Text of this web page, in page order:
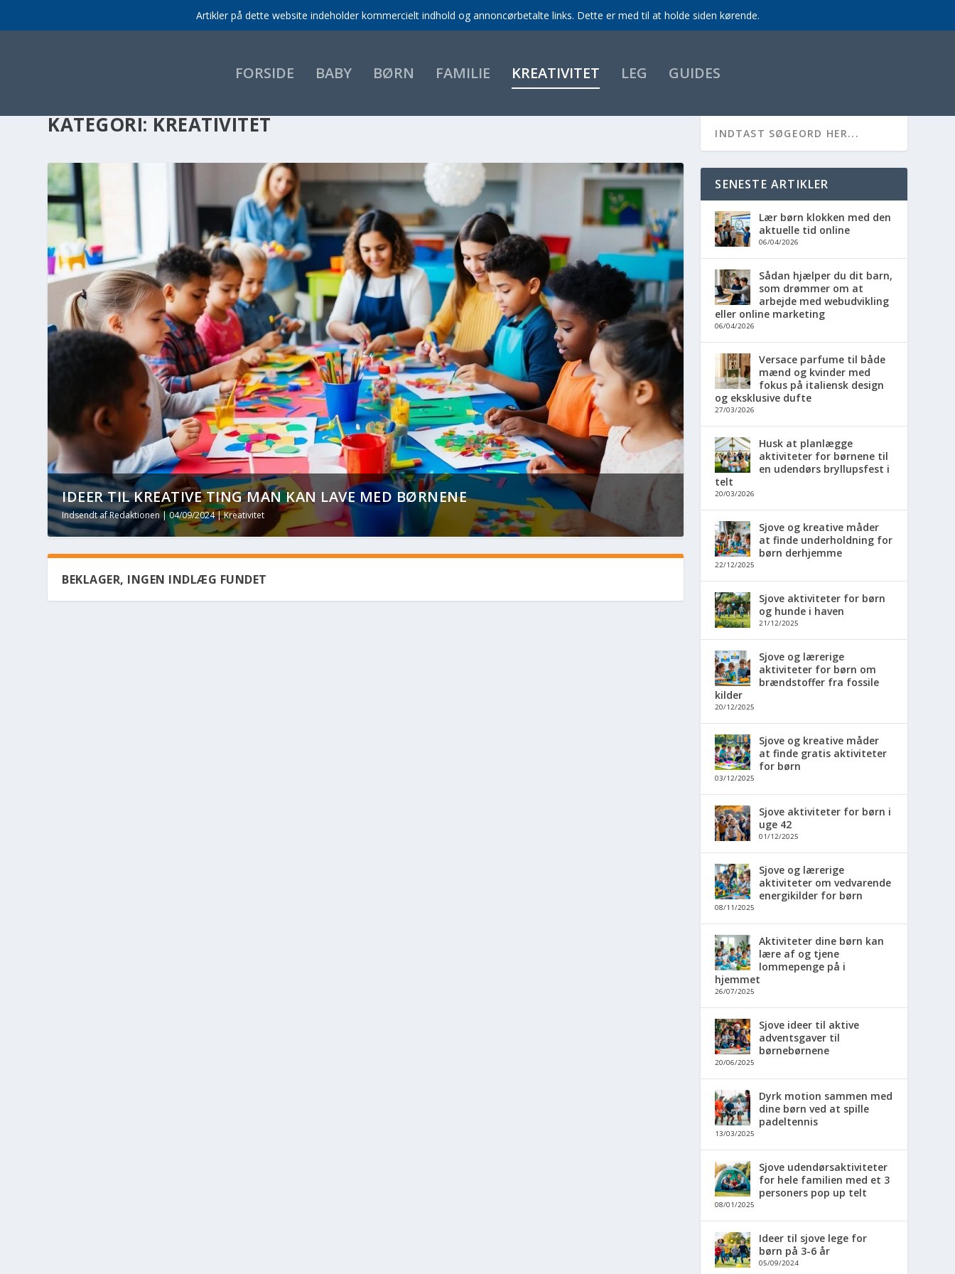
Artikler på dette website indeholder kommercielt indhold og annoncørbetalte links. Dette er med til at holde siden kørende.
FORSIDE BABY BØRN FAMILIE KREATIVITET LEG GUIDES
KATEGORI:KREATIVITET
IDEER TIL KREATIVE TING MAN KAN LAVE MED BØRNENE
Indsendt afRedaktionen |04/09/2024|Kreativitet
BEKLAGER, INGEN INDLÆG FUNDET
SENESTE ARTIKLER
Lær børn klokken med den
aktuelle tid online
06/04/2026
Sådan hjælper du dit barn,
som drømmer om at
arbejde med webudvikling
eller online marketing
06/04/2026
Versace parfume til både
mænd og kvinder med
fokus på italiensk design
og eksklusive dufte
27/03/2026
Husk at planlægge
aktiviteter for børnene til
en udendørs bryllupsfest i
telt
20/03/2026
Sjove og kreative måder
at finde underholdning for
børn derhjemme
22/12/2025
Sjove aktiviteter for børn
og hunde i haven
21/12/2025
Sjove og lærerige
aktiviteter for børn om
brændstoffer fra fossile
kilder
20/12/2025
Sjove og kreative måder
at finde gratis aktiviteter
for børn
03/12/2025
Sjove aktiviteter for børn i
uge 42
01/12/2025
Sjove og lærerige
aktiviteter om vedvarende
energikilder for børn
08/11/2025
Aktiviteter dine børn kan
lære af og tjene
lommepenge på i
hjemmet
26/07/2025
Sjove ideer til aktive
adventsgaver til
børnebørnene
20/06/2025
Dyrk motion sammen med
dine børn ved at spille
padeltennis
13/03/2025
Sjove udendørsaktiviteter
for hele familien med et 3
personers pop up telt
08/01/2025
Ideer til sjove lege for
børn på 3-6 år
05/09/2024